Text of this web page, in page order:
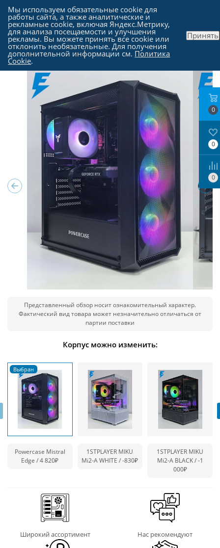
Каталог - Компьютеры в Москве
Представленный обзор носит ознакомительный характер.
Фактический вид товара может незначительно отличаться от
партии поставки
Корпус можно изменить:
Powercase Mistral
Edge / 4 820₽
1STPLAYER MIKU
Mi2-A WHITE /-830₽
1STPLAYER MIKU
Mi2-A BLACK /-1
000₽
Широкий ассортимент Нас рекомендуют
0
0
0
Мы используем обязательные cookie для
работы сайта, а также аналитические и
рекламные cookie, включая Яндекс.Метрику,
для анализа посещаемости и улучшения
рекламы. Вы можете принять все cookie или
отклонить необязательные. Для получения
дополнительной информации см. Политика
Cookie.
Принять